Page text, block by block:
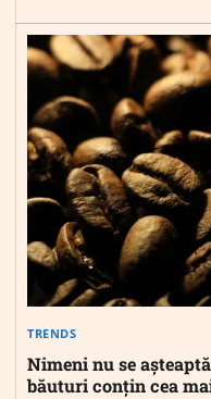
TRENDS
Nimeni nu se
băuturi conțin cea